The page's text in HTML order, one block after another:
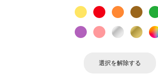
選択を解除する